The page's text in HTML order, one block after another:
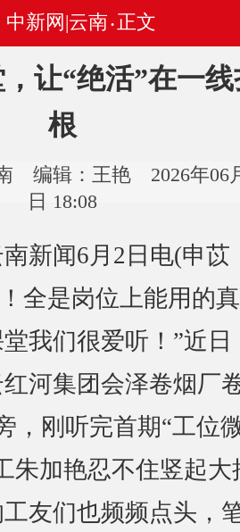
中新网|云南 • 正文
让“绝活”在一线
根
编辑：王艳 2026年06
日 18:08
闻6月2日电(申苡
全是岗位上能用的
我们很爱听！”近日
河集团会泽卷烟厂
，刚听完首期“工位
朱加艳忍不住竖起大
友们也频频点头，